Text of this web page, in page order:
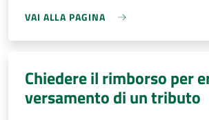
VAI ALLA PAGINA
Chiedere il rimborso per
versamento di un tributo